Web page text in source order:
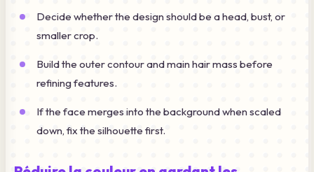
Decide whether the design should be a head, bust, or
smaller crop.
Build the outer contour and main hair mass before
refining features.
If the face merges into the background when scaled
down, fix the silhouette first.